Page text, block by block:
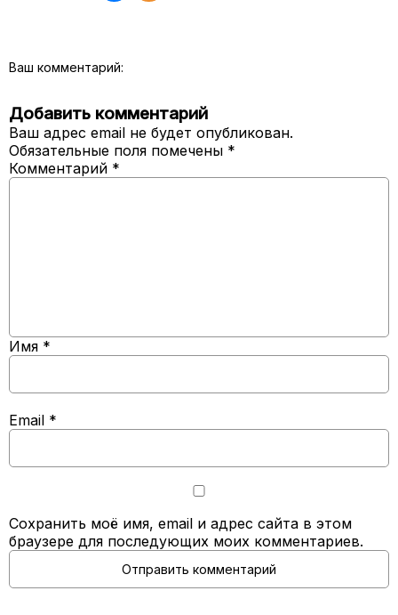
Ваш комментарий:
Добавить комментарий
Ваш адрес email не будет опубликован.
Обязательные поля помечены *
Комментарий *
Имя *
Email *
Сохранить моё имя, email и адрес сайта в этом
браузере для последующих моих комментариев.